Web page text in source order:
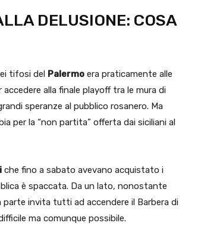
DELUSIONE: COSA
tifosi del Palermo era praticamente alle
alla finale playoff tra le mura di
speranze al pubblico rosanero. Ma
per la “non partita” offerta dai siciliani al
che fino a sabato avevano acquistato i
è spaccata. Da un lato, nonostante
invita tutti ad accendere il Barbera di
ma comunque possibile.